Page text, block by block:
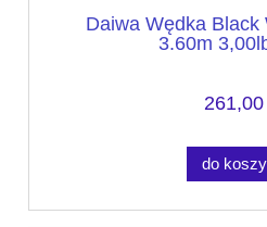
Daiwa Wędka Black
3.60m
261,00
do